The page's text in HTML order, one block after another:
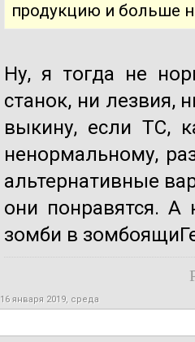
продукцию и больше
Ну, я тогда не
станок, ни лезвия,
выкину, если ТС,
ненормальному,
альтернативные
они понравятся.
зомби в
16 января 2019, среда